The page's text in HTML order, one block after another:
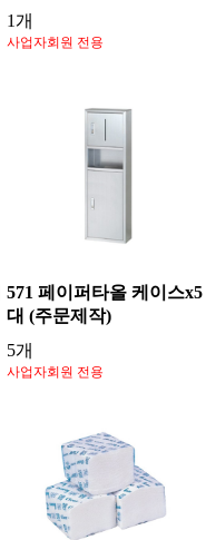
1개
사업자회원 전용
571 페이퍼타올 케이스x5
대 (주문제작)
5개
사업자회원 전용